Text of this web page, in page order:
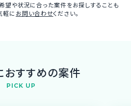
望や状況に合った案件をお探しすることも
軽に お問い合わせください。
おすすめの案件
PICK UP